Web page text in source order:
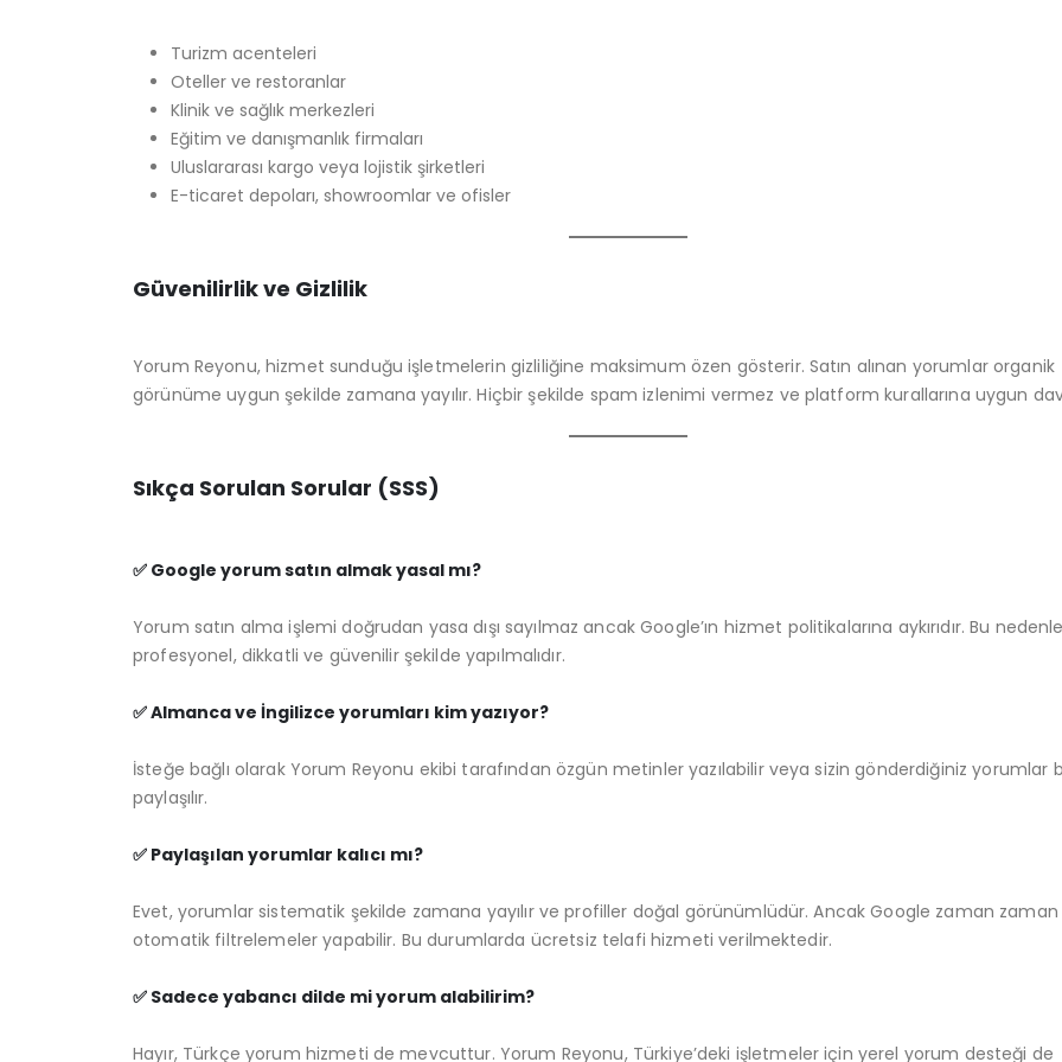
Turizm acenteleri
Oteller ve restoranlar
Klinik ve sağlık merkezleri
Eğitim ve danışmanlık firmaları
Uluslararası kargo veya lojistik şirketleri
E-ticaret depoları, showroomlar ve ofisler
Güvenilirlik ve Gizlilik
Yorum Reyonu, hizmet sunduğu işletmelerin gizliliğine maksimum özen gösterir. Satın alınan yorumlar organik
görünüme uygun şekilde zamana yayılır. Hiçbir şekilde spam izlenimi vermez ve platform kurallarına uygun
Sıkça Sorulan Sorular (SSS)
✅ Google yorum satın almak yasal mı?
Yorum satın alma işlemi doğrudan yasa dışı sayılmaz ancak Google’ın hizmet politikalarına aykırıdır. Bu nedenle
profesyonel, dikkatli ve güvenilir şekilde yapılmalıdır.
✅ Almanca ve İngilizce yorumları kim yazıyor?
İsteğe bağlı olarak Yorum Reyonu ekibi tarafından özgün metinler yazılabilir veya sizin gönderdiğiniz yorumlar
paylaşılır.
✅ Paylaşılan yorumlar kalıcı mı?
Evet, yorumlar sistematik şekilde zamana yayılır ve profiller doğal görünümlüdür. Ancak Google zaman zaman
otomatik filtrelemeler yapabilir. Bu durumlarda ücretsiz telafi hizmeti verilmektedir.
✅ Sadece yabancı dilde mi yorum alabilirim?
Hayır, Türkçe yorum hizmeti de mevcuttur. Yorum Reyonu, Türkiye’deki işletmeler için yerel yorum desteği de